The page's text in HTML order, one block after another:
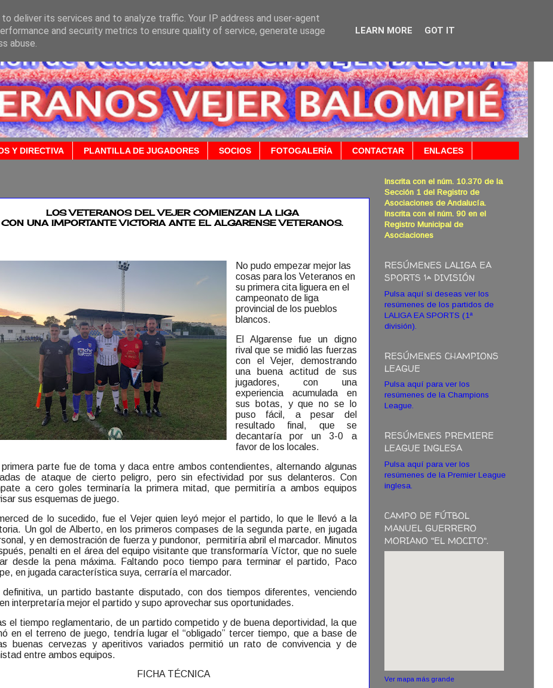
Y DIRECTIVA PLANTILLA DE JUGADORES SOCIOS FOTOGALERÍA CONTACTAR ENLACES
LOS VETERANOS DEL VEJER COMIENZAN LA LIGA
CON UNA IMPORTANTE VICTORIA ANTE EL ALGARENSE VETERANOS.
No pudo empezar mejor las
cosas para los Veteranos en
su primera cita liguera en el
campeonato de liga
provincial de los pueblos
blancos.
El Algarense fue un digno
rival que se midió las fuerzas
con el Vejer, demostrando
una buena actitud de sus
jugadores, con una
experiencia acumulada en
sus botas, y que no se lo
puso fácil, a pesar del
resultado final, que se
decantaría por un 3-0 a
favor de los locales.
primera parte fue de toma y daca entre ambos contendientes, alternando algunas
de ataque de cierto peligro, pero sin efectividad por sus delanteros. Con
a cero goles terminaría la primera mitad, que permitiría a ambos equipos
sus esquemas de juego.
de lo sucedido, fue el Vejer quien leyó mejor el partido, lo que le llevó a la
Un gol de Alberto, en los primeros compases de la segunda parte, en jugada
y en demostración de fuerza y pundonor, permitiría abril el marcador. Minutos
penalti en el área del equipo visitante que transformaría Víctor, que no suele
desde la pena máxima. Faltando poco tiempo para terminar el partido, Paco
en jugada característica suya, cerraría el marcador.
definitiva, un partido bastante disputado, con dos tiempos diferentes, venciendo
interpretaría mejor el partido y supo aprovechar sus oportunidades.
el tiempo reglamentario, de un partido competido y de buena deportividad, la que
en el terreno de juego, tendría lugar el “obligado” tercer tiempo, que a base de
buenas cervezas y aperitivos variados permitió un rato de convivencia y de
entre ambos equipos.
FICHA TÉCNICA
Inscrita con el núm. 10.370 de la
Sección 1 del Registro de
Asociaciones de Andalucía.
Inscrita con el núm. 90 en el
Registro Municipal de
Asociaciones
RESÚMENES LALIGA EA
SPORTS 1ª DIVISIÓN
Pulsa aquí si deseas ver los
resúmenes de los partidos de
LALIGA EA SPORTS (1ª
división).
RESÚMENES CHAMPIONS
LEAGUE
Pulsa aquí para ver los
resúmenes de la Champions
League.
RESÚMENES PREMIERE
LEAGUE INGLESA
Pulsa aquí para ver los
resúmenes de la Premier League
inglesa.
CAMPO DE FÚTBOL
MANUEL GUERRERO
MORIANO "EL MOCITO".
Ver mapa más grande
deliver its services and to analyze traffic. Your IP address and user-agent
and security metrics to ensure quality of service, generate usage
abuse.
LEARN MORE GOT IT